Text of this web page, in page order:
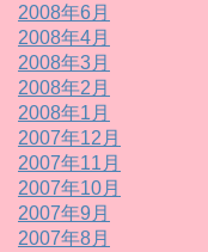
2008年6月
2008年4月
2008年3月
2008年2月
2008年1月
2007年12月
2007年11月
2007年10月
2007年9月
2007年8月